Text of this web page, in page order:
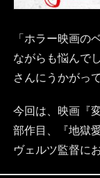
「ホラー映画の
ながらも悩んで
さんにうかがっ
今回は、映画『
部作目、『地獄
ヴェルツ監督に